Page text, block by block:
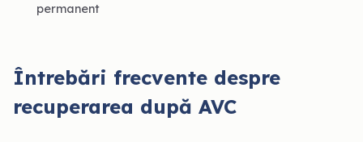
permanent
Întrebări frecvente despre
recuperarea după AVC